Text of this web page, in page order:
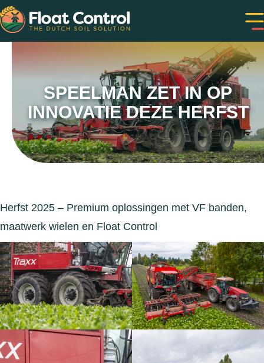
SPEELMAN ZET IN OP
INNOVATIE DEZE HERFST
Herfst 2025 – Premium oplossingen met VF banden,
maatwerk wielen en Float Control